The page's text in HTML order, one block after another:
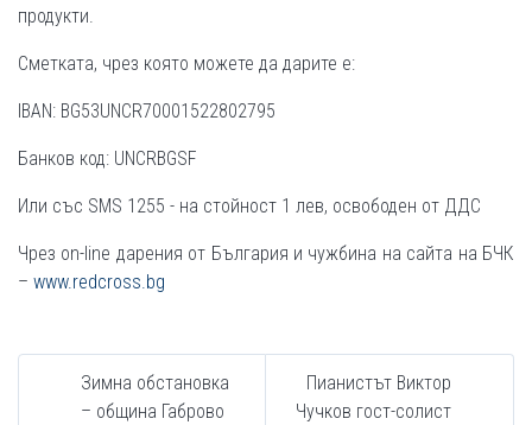
продукти.
Сметката, чрез която можете да дарите е:
IBAN: BG53UNCR70001522802795
Банков код: UNCRBGSF
Или със SMS 1255 - на стойност 1 лев, освободен от ДДС
Чрез on-line дарения от България и чужбина на сайта на БЧК
– www.redcross.bg
Зимна обстановка
– община Габрово
Пианистът Виктор
Чучков гост-солист